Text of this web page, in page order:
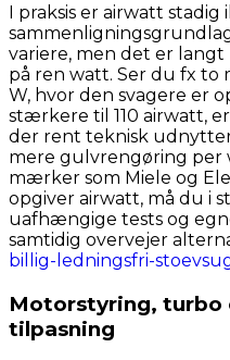
I praksis er airwatt
variere, men det er
på ren watt. Ser du fx to
W, hvor den svagere er
stærkere til 110 airwatt,
der rent teknisk
mere gulvrengøring per
mærker som Miele og
opgiver airwatt, må du i
uafhængige tests og
samtidig overvejer
billig-ledningsfri-
Motorstyring, turbo
tilpasning